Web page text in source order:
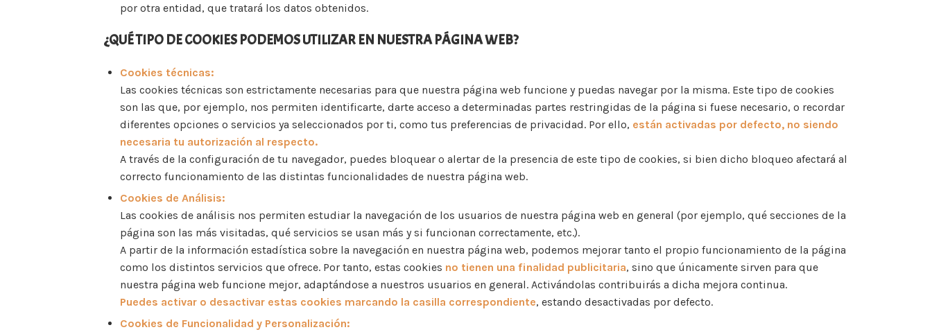
por otra entidad, que tratará los datos obtenidos.
¿QUÉ TIPO DE COOKIES PODEMOS UTILIZAR EN NUESTRA PÁGINA WEB?
Cookies técnicas:
Las cookies técnicas son estrictamente necesarias para que nuestra página web funcione y puedas navegar por la misma. Este tipo de cookies
son las que, por ejemplo, nos permiten identificarte, darte acceso a determinadas partes restringidas de la página si fuese necesario, o recordar
diferentes opciones o servicios ya seleccionados por ti, como tus preferencias de privacidad. Por ello, están activadas por defecto, no siendo
necesaria tu autorización al respecto.
A través de la configuración de tu navegador, puedes bloquear o alertar de la presencia de este tipo de cookies, si bien dicho bloqueo afectará al
correcto funcionamiento de las distintas funcionalidades de nuestra página web.
Cookies de Análisis:
Las cookies de análisis nos permiten estudiar la navegación de los usuarios de nuestra página web en general (por ejemplo, qué secciones de la
página son las más visitadas, qué servicios se usan más y si funcionan correctamente, etc.).
A partir de la información estadística sobre la navegación en nuestra página web, podemos mejorar tanto el propio funcionamiento de la página
como los distintos servicios que ofrece. Por tanto, estas cookies no tienen una finalidad publicitaria, sino que únicamente sirven para que
nuestra página web funcione mejor, adaptándose a nuestros usuarios en general. Activándolas contribuirás a dicha mejora continua.
Puedes activar o desactivar estas cookies marcando la casilla correspondiente, estando desactivadas por defecto.
Cookies de Funcionalidad y Personalización: